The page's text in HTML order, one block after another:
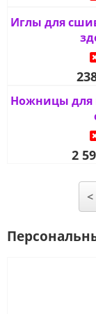
Иглы для
Ножницы для
2
<